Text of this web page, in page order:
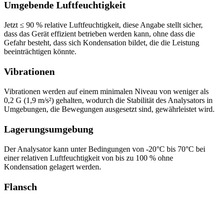
Umgebende Luftfeuchtigkeit
Jetzt ≤ 90 % relative Luftfeuchtigkeit, diese Angabe stellt sicher,
dass das Gerät effizient betrieben werden kann, ohne dass die
Gefahr besteht, dass sich Kondensation bildet, die die Leistung
beeinträchtigen könnte.
Vibrationen
Vibrationen werden auf einem minimalen Niveau von weniger als
0,2 G (1,9 m/s²) gehalten, wodurch die Stabilität des Analysators in
Umgebungen, die Bewegungen ausgesetzt sind, gewährleistet wird.
Lagerungsumgebung
Der Analysator kann unter Bedingungen von -20°C bis 70°C bei
einer relativen Luftfeuchtigkeit von bis zu 100 % ohne
Kondensation gelagert werden.
Flansch